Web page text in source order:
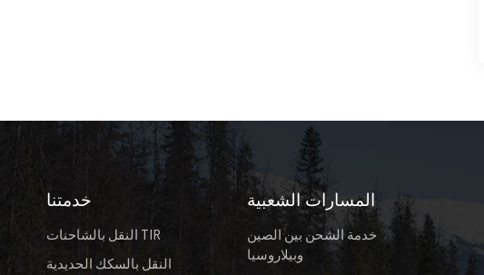
خدمتنا
النقل بالشاحنات TIR
النقل بالسكك الحديدية
المسارات الشعبية
خدمة الشحن بين الصين
وبيلاروسيا